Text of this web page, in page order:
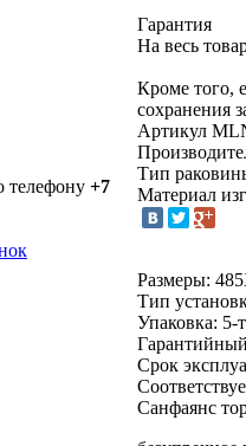
телефону +7
Гарантия
На весь
Кроме того,
сохранения
Артикул
Тип
Материал
Размеры:
Тип
Упаковка: 5-
Срок
Санфаянс